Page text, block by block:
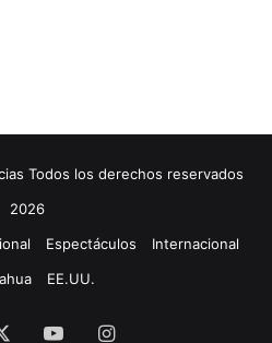
Todos los derechos reservados
2026
Espectáculos
Internacional
EE.UU.
YouTubeInstagram